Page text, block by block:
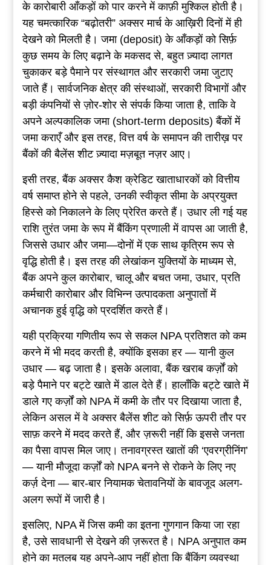
के कारोबारी आँकड़ों को पार करने में काफ़ी मुश्किल होती है।
यह चमत्कारिक “बढ़ोतरी” अक्सर मार्च के आख़िरी दिनों में ही
देखने को मिलती है। जमा (deposit) के आँकड़ों को सिर्फ़
कुछ समय के लिए बढ़ाने के मकसद से, बहुत ज़्यादा लागत
चुकाकर बड़े पैमाने पर संस्थागत और सरकारी जमा जुटाए
जाते हैं। सार्वजनिक क्षेत्र की संस्थाओं, सरकारी विभागों और
बड़ी कंपनियों से ज़ोर-शोर से संपर्क किया जाता है, ताकि वे
अपने अल्पकालिक जमा (short-term deposits) बैंकों में
जमा कराएँ और इस तरह, वित्त वर्ष के समापन की तारीख़ पर
बैंकों की बैलेंस शीट ज़्यादा मज़बूत नज़र आए।
इसी तरह, बैंक अक्सर कैश क्रेडिट खाताधारकों को वित्तीय
वर्ष समाप्त होने से पहले, उनकी स्वीकृत सीमा के अप्रयुक्त
हिस्से को निकालने के लिए प्रेरित करते हैं। उधार ली गई यह
राशि तुरंत जमा के रूप में बैंकिंग प्रणाली में वापस आ जाती है,
जिससे उधार और जमा—दोनों में एक साथ कृत्रिम रूप से
वृद्धि होती है। इस तरह की लेखांकन युक्तियों के माध्यम से,
बैंक अपने कुल कारोबार, चालू और बचत जमा, उधार, प्रति
कर्मचारी कारोबार और विभिन्न उत्पादकता अनुपातों में
अचानक हुई वृद्धि को प्रदर्शित करते हैं।
यही प्रक्रिया गणितीय रूप से सकल NPA प्रतिशत को कम
करने में भी मदद करती है, क्योंकि इसका हर — यानी कुल
उधार — बढ़ जाता है। इसके अलावा, बैंक खराब कर्ज़ों को
बड़े पैमाने पर बट्टे खाते में डाल देते हैं। हालाँकि बट्टे खाते में
डाले गए कर्ज़ों को NPA में कमी के तौर पर दिखाया जाता है,
लेकिन असल में वे अक्सर बैलेंस शीट को सिर्फ़ ऊपरी तौर पर
साफ़ करने में मदद करते हैं, और ज़रूरी नहीं कि इससे जनता
का पैसा वापस मिल जाए। तनावग्रस्त खातों की ‘एवरग्रीनिंग’
— यानी मौजूदा कर्ज़ों को NPA बनने से रोकने के लिए नए
कर्ज़ देना — बार-बार नियामक चेतावनियों के बावजूद अलग-
अलग रूपों में जारी है।
इसलिए, NPA में जिस कमी का इतना गुणगान किया जा रहा
है, उसे सावधानी से देखने की ज़रूरत है। NPA अनुपात कम
होने का मतलब यह अपने-आप नहीं होता कि बैंकिंग व्यवस्था